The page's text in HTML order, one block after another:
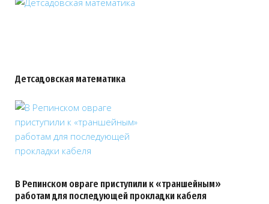
Детсадовская математика
В Репинском овраге приступили к «траншейным»
работам для последующей прокладки кабеля